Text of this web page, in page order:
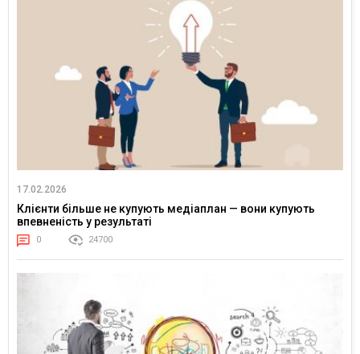
17.02.2026
Клієнти більше не купують медіаплан — вони купують
впевненість у результаті
0 24700